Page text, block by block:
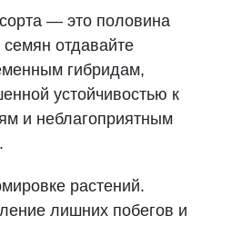
— это половина
отдавайте
гибридам,
устойчивостью к
и неблагоприятным
растений.
лишних побегов и